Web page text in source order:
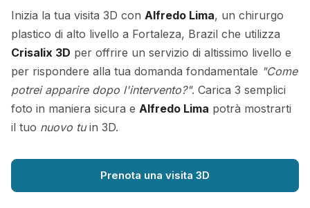
Inizia la tua visita 3D con Alfredo Lima, un chirurgo
plastico di alto livello a Fortaleza, Brazil che utilizza
Crisalix 3D per offrire un servizio di altissimo livello e
per rispondere alla tua domanda fondamentale "Come
potrei apparire dopo l'intervento?". Carica 3 semplici
foto in maniera sicura e Alfredo Lima potrà mostrarti
il tuo nuovo tuin 3D.
Prenota una visita 3D